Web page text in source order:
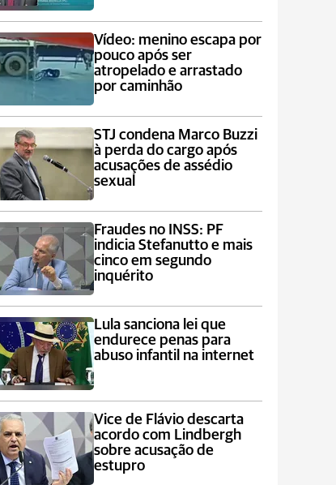
Vídeo: menino escapa por
pouco após ser
atropelado e arrastado
por caminhão
STJ condena Marco Buzzi
à perda do cargo após
acusações de assédio
sexual
Fraudes no INSS: PF
indicia Stefanutto e mais
cinco em segundo
inquérito
Lula sanciona lei que
endurece penas para
abuso infantil na internet
Vice de Flávio descarta
acordo com Lindbergh
sobre acusação de
estupro